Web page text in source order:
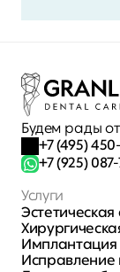
Будем рады
+7 (495)
+7 (925)
Услуги
Эстетическая
Имплантация
Исправление